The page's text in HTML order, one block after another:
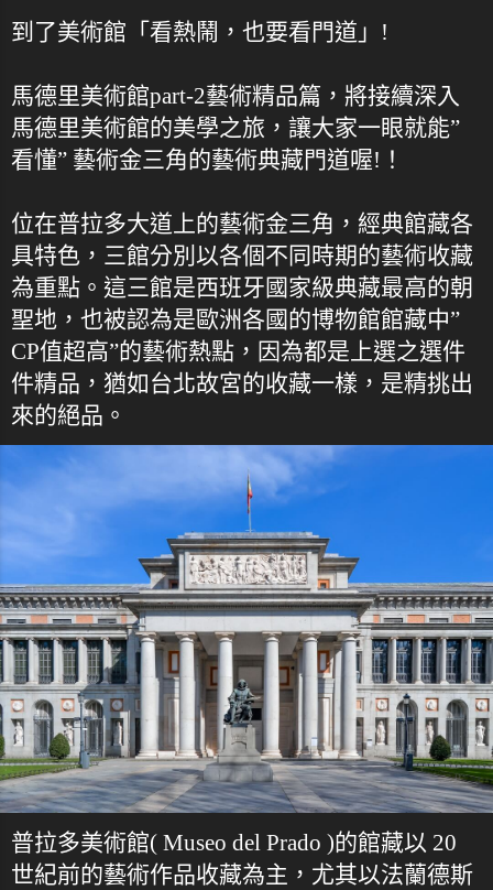
到了美術館「看熱鬧，也要看門道」!
馬德里美術館part-2藝術精品篇，將接續深入
馬德里美術館的美學之旅，讓大家一眼就能”
看懂” 藝術金三角的藝術典藏門道喔!！
位在普拉多大道上的藝術金三角，經典館藏各
具特色，三館分別以各個不同時期的藝術收藏
為重點。這三館是西班牙國家級典藏最高的朝
聖地，也被認為是歐洲各國的博物館館藏中”
CP值超高”的藝術熱點，因為都是上選之選件
件精品，猶如台北故宮的收藏一樣，是精挑出
來的絕品。
普拉多美術館( Museo del Prado )的館藏以 20
世紀前的藝術作品收藏為主，尤其以法蘭德斯